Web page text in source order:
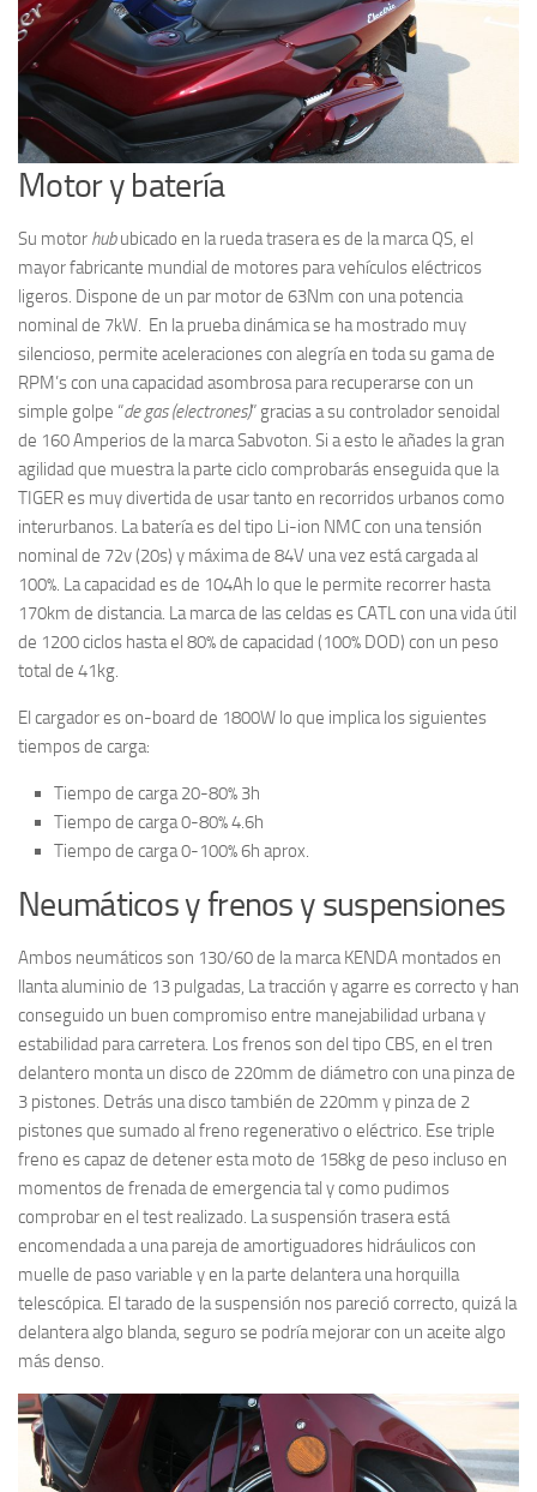
Motor y batería
Su motor hububicado en la rueda trasera es de la marca QS, el
mayor fabricante mundial de motores para vehículos eléctricos
ligeros. Dispone de un par motor de 63Nm con una potencia
nominal de 7kW. En la prueba dinámica se ha mostrado muy
silencioso, permite aceleraciones con alegría en toda su gama de
RPM’s con una capacidad asombrosa para recuperarse con un
simple golpe “de gas (electrones)” gracias a su controlador senoidal
de 160 Amperios de la marca Sabvoton. Si a esto le añades la gran
agilidad que muestra la parte ciclo comprobarás enseguida que la
TIGER es muy divertida de usar tanto en recorridos urbanos como
interurbanos. La batería es del tipo Li-ion NMC con una tensión
nominal de 72v (20s) y máxima de 84V una vez está cargada al
100%. La capacidad es de 104Ah lo que le permite recorrer hasta
170km de distancia. La marca de las celdas es CATL con una vida útil
de 1200 ciclos hasta el 80% de capacidad (100% DOD) con un peso
total de 41kg.
El cargador es on-board de 1800W lo que implica los siguientes
tiempos de carga:
Tiempo de carga 20-80% 3h
Tiempo de carga 0-80% 4.6h
Tiempo de carga 0-100% 6h aprox.
Neumáticos y frenos y suspensiones
Ambos neumáticos son 130/60 de la marca KENDA montados en
llanta aluminio de 13 pulgadas, La tracción y agarre es correcto y han
conseguido un buen compromiso entre manejabilidad urbana y
estabilidad para carretera. Los frenos son del tipo CBS, en el tren
delantero monta un disco de 220mm de diámetro con una pinza de
3 pistones. Detrás una disco también de 220mm y pinza de 2
pistones que sumado al freno regenerativo o eléctrico. Ese triple
freno es capaz de detener esta moto de 158kg de peso incluso en
momentos de frenada de emergencia tal y como pudimos
comprobar en el test realizado. La suspensión trasera está
encomendada a una pareja de amortiguadores hidráulicos con
muelle de paso variable y en la parte delantera una horquilla
telescópica. El tarado de la suspensión nos pareció correcto, quizá la
delantera algo blanda, seguro se podría mejorar con un aceite algo
más denso.